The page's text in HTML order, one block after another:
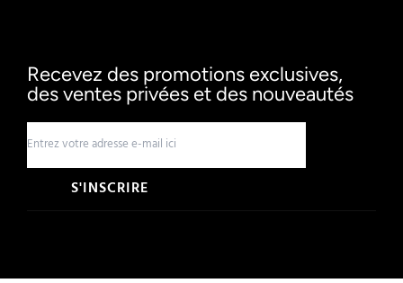
Recevez des promotions exclusives,
des ventes privées et des nouveautés
S'INSCRIRE